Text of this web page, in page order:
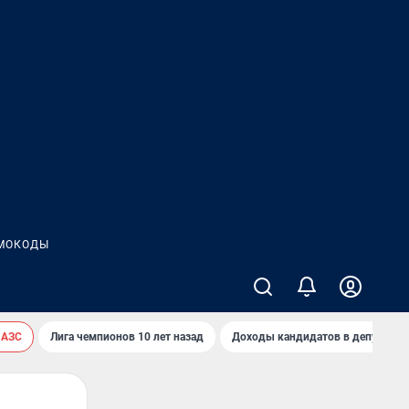
АЗС Лига чемпионов 10 лет назад Доходы кандидатов в депутаты